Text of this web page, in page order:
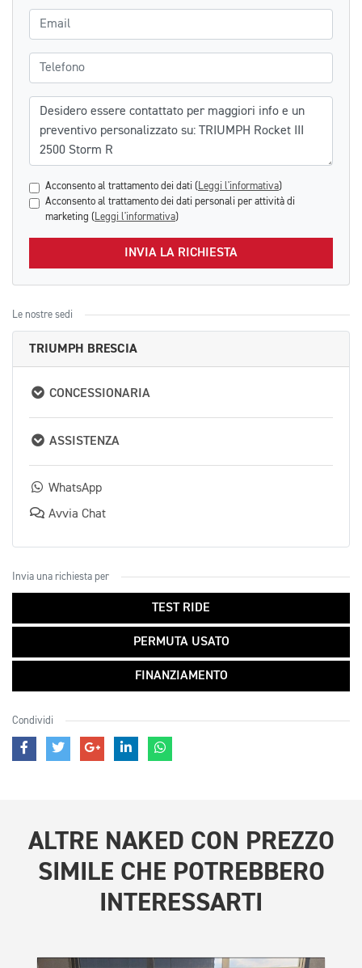
Email
Telefono
Messaggio
Acconsento al trattamento dei dati ( Leggi l'informativa)
Acconsento al trattamento dei dati personali per attività di
marketing ( Leggi l'informativa)
INVIA LA RICHIESTA
Le nostre sedi
TRIUMPH BRESCIA
CONCESSIONARIA
ASSISTENZA
WhatsApp
Avvia Chat
Invia una richiesta per
TEST RIDE
PERMUTA USATO
FINANZIAMENTO
Condividi
ALTRE NAKED CON PREZZO
SIMILE CHE POTREBBERO
INTERESSARTI